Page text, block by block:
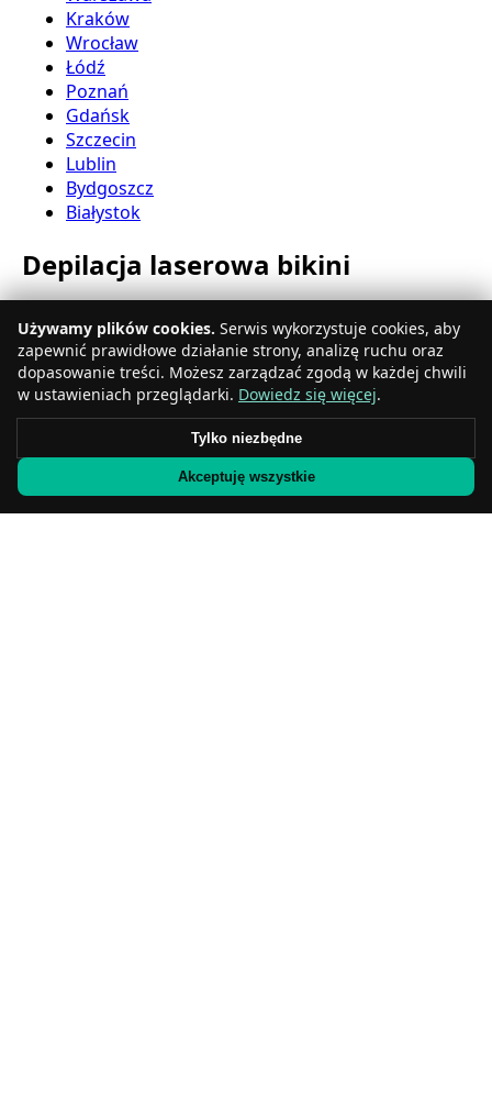
Kraków
Wrocław
Łódź
Poznań
Gdańsk
Szczecin
Lublin
Bydgoszcz
Białystok
Depilacja laserowa bikini
Katowice
Gdynia
Częstochowa
Radom
Rzeszów
Sosnowiec
Gliwice
Używamy plików cookies. Serwis wykorzystuje cookies, aby
zapewnić prawidłowe działanie strony, analizę ruchu oraz
dopasowanie treści. Możesz zarządzać zgodą w każdej chwili
w ustawieniach przeglądarki. Dowiedz się więcej.
Tylko niezbędne
Akceptuję wszystkie